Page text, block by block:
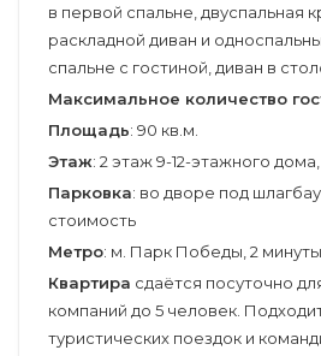
в первой спальне, двуспальная
раскладной диван и
спальне с гостиной, диван в
Максимальное количество
Площадь: 90 кв.м.
Этаж: 2 этаж 9-12-этажного
Парковка: во дворе под
стоимость
Метро: м. Парк Победы, 2
Квартира сдаётся посуточно
компаний до 5 человек.
туристических поездок и